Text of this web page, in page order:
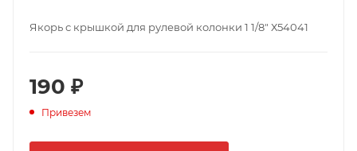
Якорь с крышкой для рулевой колонки 1 1/8" Х54041
190 ₽
Привезем